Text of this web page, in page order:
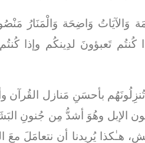
وَالآيَاتُ وَاضِحَة وَالْمَنَارُ
كُنتُم تَعبؤونَ لدِينكُم وإذا
بأحسَنِ مَنازل القُرآن
الإبل وهُوَ أشدُّ مِن جُنونِ
يُريدنا أن نتعامَلَ معَ